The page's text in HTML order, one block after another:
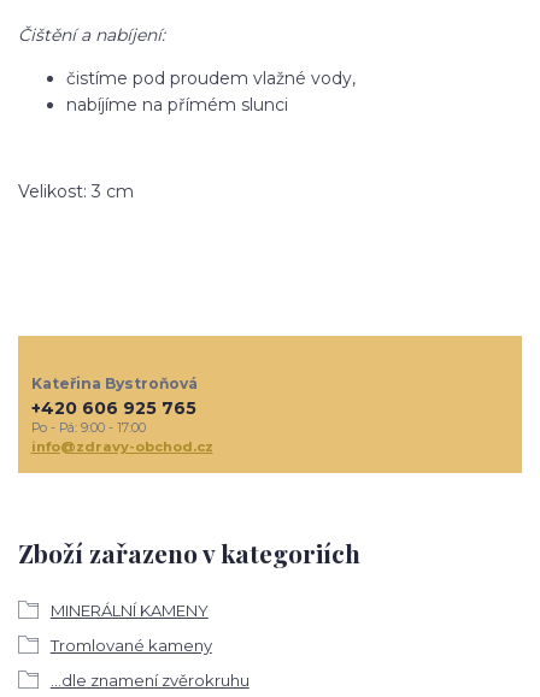
Čištění a nabíjení:
čistíme pod proudem vlažné vody,
nabíjíme na přímém slunci
Velikost: 3 cm
Zboží zařazeno v kategoriích
MINERÁLNÍ KAMENY
Tromlované kameny
...dle znamení zvěrokruhu
Kateřina Bystroňová
+420 606 925 765
Po - Pá: 9:00 - 17:00
info@zdravy-obchod.cz